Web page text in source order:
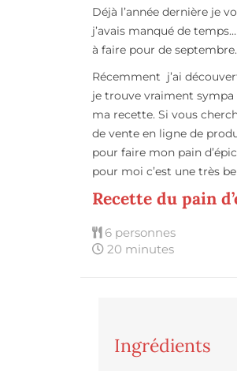
Déjà l’année dernière je
j’avais manqué de
à faire pour de septembre.
Récemment j’ai
je trouve vraiment sympa
ma recette. Si vous
de vente en ligne de
pour faire mon pain
pour moi c’est une très
Recette du pain
6 personnes
20 minutes
Ingrédients